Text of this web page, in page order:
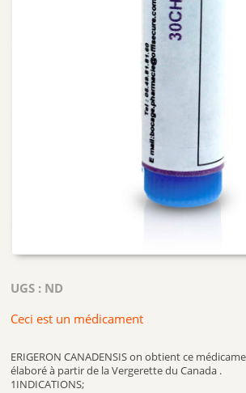
UGS : ND
Ceci est un médicament
ERIGERON CANADENSIS on obtient ce
élaboré à partir de la Vergerette du Canada .
1INDICATIONS;